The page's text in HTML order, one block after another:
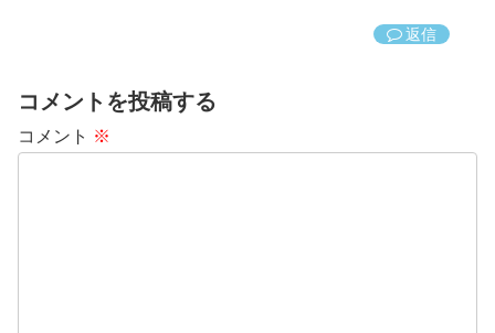
返信
コメントを投稿する
コメント ※